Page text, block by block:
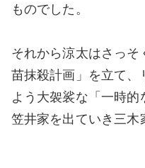
ものでした。
それから涼太はさっ
苗抹殺計画」を立て
よう大袈裟な「一時的
笠井家を出ていき三木